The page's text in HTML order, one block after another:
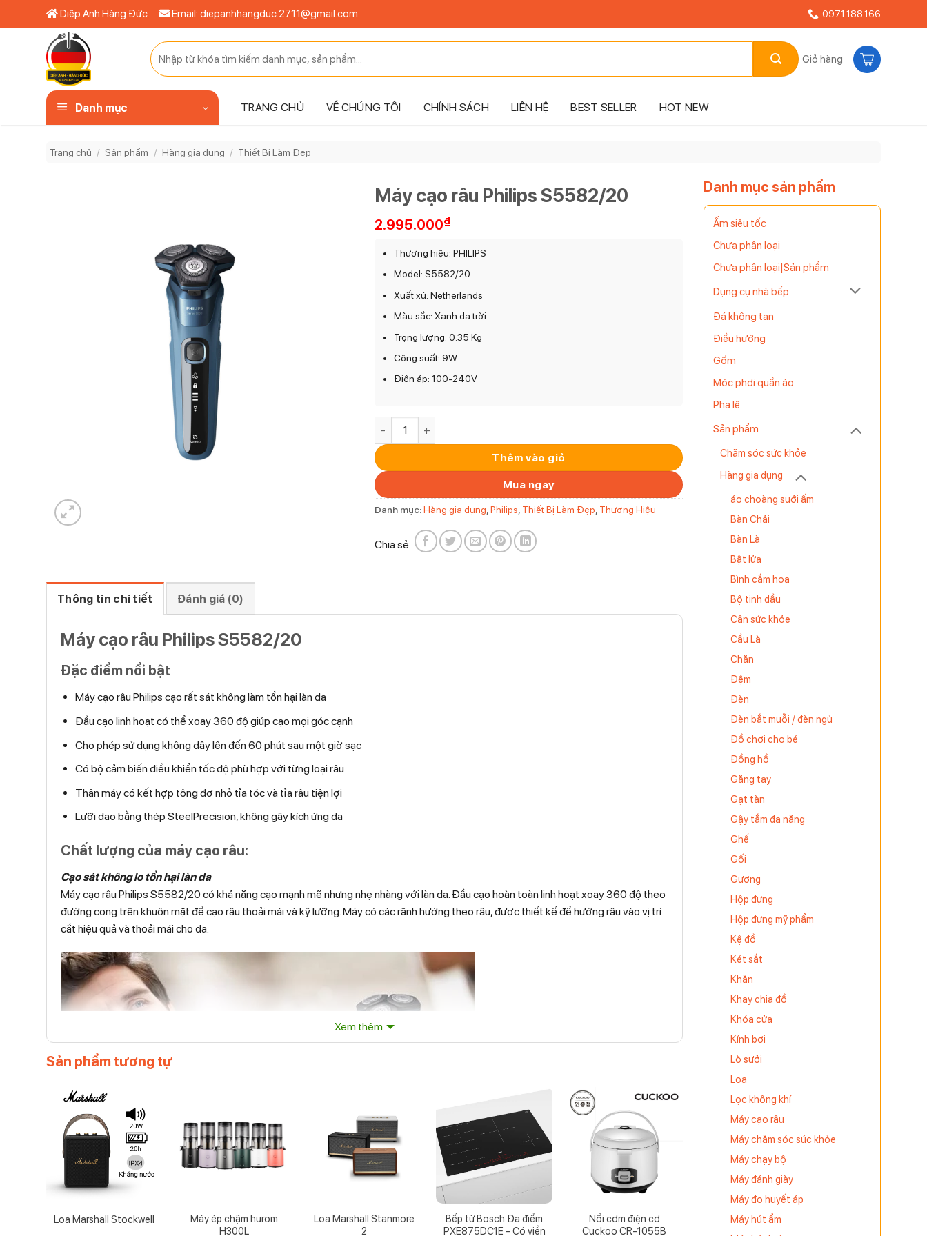
qua
Diệp Anh Hàng Đức Email: diepanhhangduc.2711@gmail.com 0971.188.166
Tìm
kiếm:
Giỏ hàng
Danh mục TRANG CHỦ VỀ CHÚNG TÔI CHÍNH SÁCH LIÊN HỆ BEST SELLER HOT NEW
Trang chủ / Sản phẩm / Hàng gia dụng / Thiết Bị Làm Đẹp
Danh mục sản phẩm
Ấm siêu tốc
Chưa phân loại
Chưa phân loại|Sản phẩm
Dụng cụ nhà bếp
Đá không tan
Điều hướng
Gốm
Móc phơi quần áo
Pha lê
Sản phẩm
Chăm sóc sức khỏe
Hàng gia dụng
áo choàng sưởi ấm
Bàn Chải
Bàn Là
Bật lửa
Bình cắm hoa
Bộ tinh dầu
Cân sức khỏe
Cầu Là
Chăn
Đệm
Đèn
Đèn bắt muỗi / đèn ngủ
Đồ chơi cho bé
Đồng hồ
Găng tay
Gạt tàn
Gậy tắm đa năng
Ghế
Gối
Gương
Hộp đựng
Hộp đựng mỹ phẩm
Kệ đồ
Két sắt
Khăn
Khay chia đồ
Khóa cửa
Kính bơi
Lò sưởi
Loa
Lọc không khí
Máy cạo râu
Máy chăm sóc sức khỏe
Máy chạy bộ
Máy đánh giày
Máy đo huyết áp
Máy hút ẩm
Máy cạo râu Philips S5582/20
2.995.000₫
Thương hiệu: PHILIPS
Model: S5582/20
Xuất xứ: Netherlands
Màu sắc: Xanh da trời
Trọng lượng: 0.35 Kg
Công suất: 9W
Điện áp: 100-240V
Máy cạo râu Philips S5582/20 số lượng
Thêm vào giỏ
Mua ngay
Danh mục:Hàng gia dụng ,Philips Thiết Bị Làm Đẹp Thương Hiệu
Chia sẻ:
Thông tin chi tiết Đánh giá (0)
Máy cạo râu Philips S5582/20
Đặc điểm nổi bật
Máy cạo râu Philips cạo rất sát không làm tổn hại làn da
Đầu cạo linh hoạt có thể xoay 360 độ giúp cạo mọi góc cạnh
Cho phép sử dụng không dây lên đến 60 phút sau một giờ sạc
Có bộ cảm biến điều khiển tốc độ phù hợp với từng loại râu
Thân máy có kết hợp tông đơ nhỏ tỉa tóc và tỉa râu tiện lợi
Lưỡi dao bằng thép SteelPrecision, không gây kích ứng da
Chất lượng của máy cạo râu:
Cạo sát không lo tổn hại làn da
Máy cạo râu Philips S5582/20 có khả năng cạo mạnh mẽ nhưng nhẹ nhàng với làn da. Đầu cạo hoàn toàn linh hoạt xoay 360 độ theo
đường cong trên khuôn mặt để cạo râu thoải mái và kỹ lưỡng. Máy có các rãnh hướng theo râu, được thiết kế để hướng râu vào vị trí
cắt hiệu quả và thoải mái cho da.
Chọn chế độ cạo khô hoặc cạo ướt
Xem thêm
Sản phẩm tương tự
Loa Marshall Stockwell
Máy ép chậm hurom
H300L
Loa Marshall Stanmore
2
Bếp từ Bosch Đa điểm
PXE875DC1E – Có viền
Nồi cơm điện cơ
Cuckoo CR-1055B